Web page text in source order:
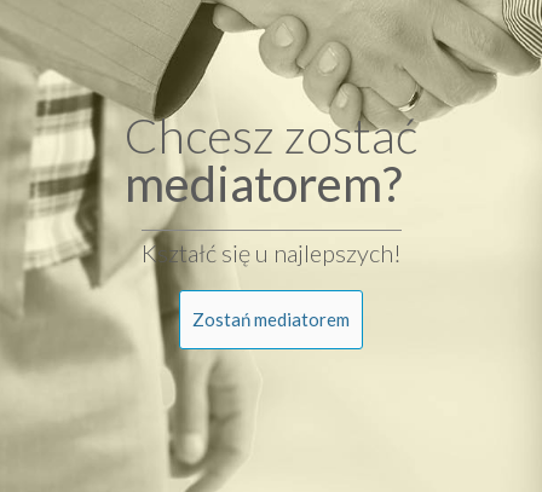
Chcesz zostać
mediatorem?
Kształć się u najlepszych!
Zostań mediatorem